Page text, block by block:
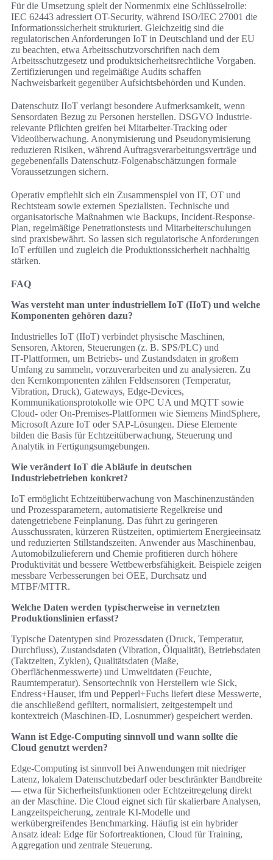
Für die Umsetzung spielt der Normenmix eine Schlüsselrolle:
IEC 62443 adressiert OT-Security, während ISO/IEC 27001 die
Informationssicherheit strukturiert. Gleichzeitig sind die
regulatorischen Anforderungen IoT in Deutschland und der EU
zu beachten, etwa Arbeitsschutzvorschriften nach dem
Arbeitsschutzgesetz und produktsicherheitsrechtliche Vorgaben.
Zertifizierungen und regelmäßige Audits schaffen
Nachweisbarkeit gegenüber Aufsichtsbehörden und Kunden.
Datenschutz IIoT verlangt besondere Aufmerksamkeit, wenn
Sensordaten Bezug zu Personen herstellen. DSGVO Industrie-
relevante Pflichten greifen bei Mitarbeiter-Tracking oder
Videoüberwachung. Anonymisierung und Pseudonymisierung
reduzieren Risiken, während Auftragsverarbeitungsverträge und
gegebenenfalls Datenschutz-Folgenabschätzungen formale
Voraussetzungen sichern.
Operativ empfiehlt sich ein Zusammenspiel von IT, OT und
Rechtsteam sowie externen Spezialisten. Technische und
organisatorische Maßnahmen wie Backups, Incident-Response-
Plan, regelmäßige Penetrationstests und Mitarbeiterschulungen
sind praxisbewährt. So lassen sich regulatorische Anforderungen
IoT erfüllen und zugleich die Produktionssicherheit nachhaltig
stärken.
FAQ
Was versteht man unter industriellem IoT (IIoT) und welche
Komponenten gehören dazu?
Industrielles IoT (IIoT) verbindet physische Maschinen,
Sensoren, Aktoren, Steuerungen (z. B. SPS/PLC) und
IT‑Plattformen, um Betriebs‑ und Zustandsdaten in großem
Umfang zu sammeln, vorzuverarbeiten und zu analysieren. Zu
den Kernkomponenten zählen Feldsensoren (Temperatur,
Vibration, Druck), Gateways, Edge‑Devices,
Kommunikationsprotokolle wie OPC UA und MQTT sowie
Cloud‑ oder On‑Premises‑Plattformen wie Siemens MindSphere,
Microsoft Azure IoT oder SAP‑Lösungen. Diese Elemente
bilden die Basis für Echtzeitüberwachung, Steuerung und
Analytik in Fertigungsumgebungen.
Wie verändert IoT die Abläufe in deutschen
Industriebetrieben konkret?
IoT ermöglicht Echtzeitüberwachung von Maschinenzuständen
und Prozessparametern, automatisierte Regelkreise und
datengetriebene Feinplanung. Das führt zu geringeren
Ausschussraten, kürzeren Rüstzeiten, optimiertem Energieeinsatz
und reduzierten Stillstandszeiten. Anwender aus Maschinenbau,
Automobilzulieferern und Chemie profitieren durch höhere
Produktivität und bessere Wettbewerbsfähigkeit. Beispiele zeigen
messbare Verbesserungen bei OEE, Durchsatz und
MTBF/MTTR.
Welche Daten werden typischerweise in vernetzten
Produktionslinien erfasst?
Typische Datentypen sind Prozessdaten (Druck, Temperatur,
Durchfluss), Zustandsdaten (Vibration, Ölqualität), Betriebsdaten
(Taktzeiten, Zyklen), Qualitätsdaten (Maße,
Oberflächenmesswerte) und Umweltdaten (Feuchte,
Raumtemperatur). Sensortechnik von Herstellern wie Sick,
Endress+Hauser, ifm und Pepperl+Fuchs liefert diese Messwerte,
die anschließend gefiltert, normalisiert, zeitgestempelt und
kontextreich (Maschinen‑ID, Losnummer) gespeichert werden.
Wann ist Edge‑Computing sinnvoll und wann sollte die
Cloud genutzt werden?
Edge‑Computing ist sinnvoll bei Anwendungen mit niedriger
Latenz, lokalem Datenschutzbedarf oder beschränkter Bandbreite
— etwa für Sicherheitsfunktionen oder Echtzeitregelung direkt
an der Maschine. Die Cloud eignet sich für skalierbare Analysen,
Langzeitspeicherung, zentrale KI‑Modelle und
werkübergreifendes Benchmarking. Häufig ist ein hybrider
Ansatz ideal: Edge für Sofortreaktionen, Cloud für Training,
Aggregation und zentrale Steuerung.